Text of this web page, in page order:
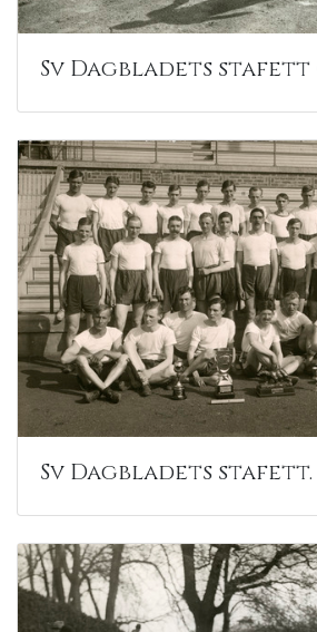
Sv Dagbladets stafett
Sv Dagbladets stafett.